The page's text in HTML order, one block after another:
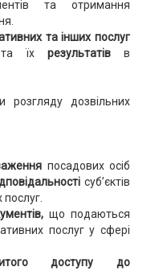
та отримання
та інших послуг
та їхрезультатівв
розгляду дозвільних
посадових осіб
суб’єктів
послуг.
що подаються
послуг у сфері
доступу до